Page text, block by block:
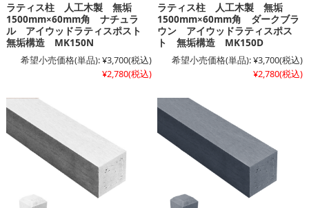
ラティス柱 人工木製 無垢
1500mm×60mm角 ナチュラ
ル アイウッドラティスポスト
無垢構造 MK150N
希望小売価格(単品):¥3,700(税込)
¥2,780(税込)
ラティス柱 人工木製 無垢
1500mm×60mm角 ダークブラ
ウン アイウッドラティスポス
ト 無垢構造 MK150D
希望小売価格(単品):¥3,700(税込)
¥2,780(税込)